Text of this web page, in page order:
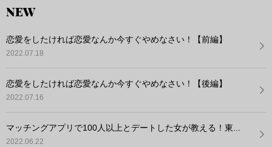
NEW
恋愛をしたければ恋愛なんか今すぐやめなさい！【前編】
2022.07.18
恋愛をしたければ恋愛なんか今すぐやめなさい！【後編】
2022.07.16
マッチングアプリで100人以上とデートした女が教える！東...
2022.06.22